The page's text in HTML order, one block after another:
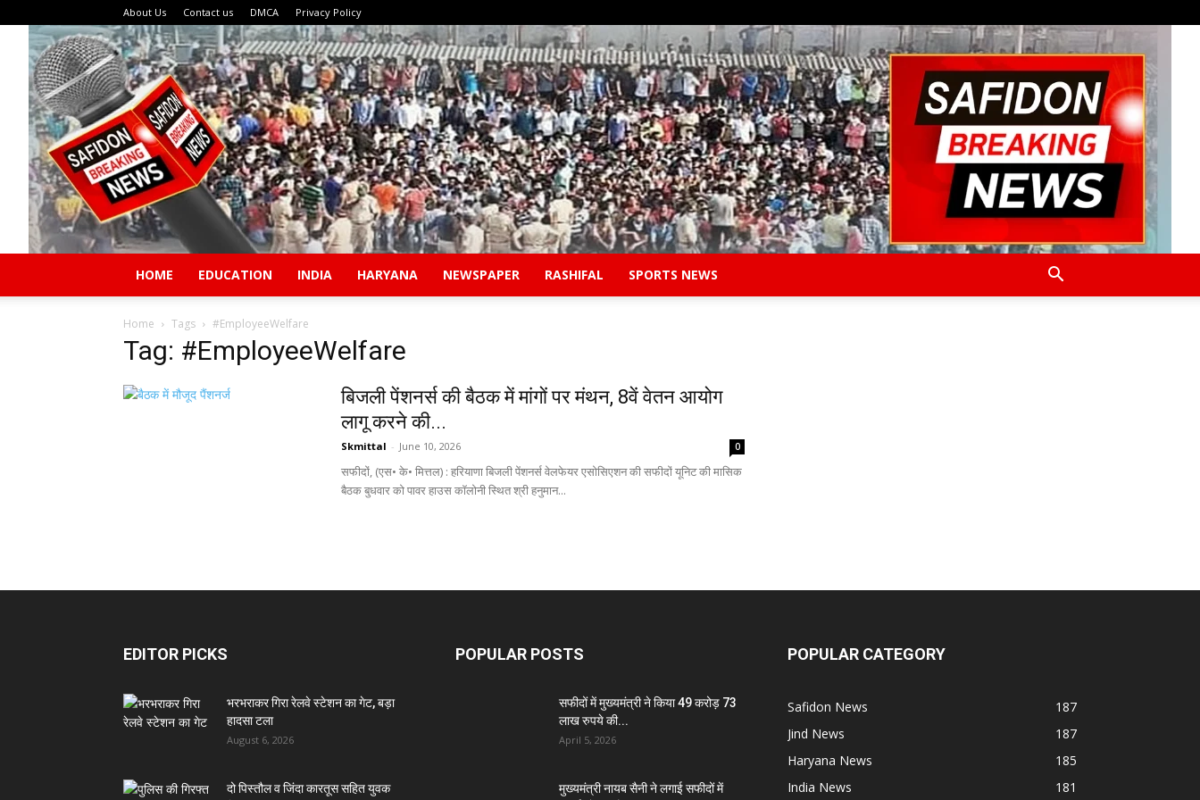
About Us Contact us DMCA Privacy Policy
HOME EDUCATION INDIA HARYANA NEWSPAPER RASHIFAL SPORTS NEWS
Home Tags #EmployeeWelfare
Tag: #EmployeeWelfare
बिजली पेंशनर्स की बैठक में मांगों पर मंथन, 8वें वेतन आयोग
लागू करने की...
Skmittal - June 10, 2026 0
सफीदों, (एस• के• मित्तल) : हरियाणा बिजली पेंशनर्स वेलफेयर एसोसिएशन की सफीदों यूनिट की मासिक
बैठक बुधवार को पावर हाउस कॉलोनी स्थित श्री हनुमान...
EDITOR PICKS
भरभराकर गिरा रेलवे स्टेशन का गेट, बड़ा
हादसा टला
August 6, 2026
दो पिस्तौल व जिंदा कारतूस सहित युवक
POPULAR POSTS
सफीदों में मुख्यमंत्री ने किया 49 करोड़ 73
लाख रुपये की...
April 5, 2026
मुख्यमंत्री नायब सैनी ने लगाई सफीदों में
POPULAR CATEGORY
Safidon News
187
Jind News
187
Haryana News
185
India News
181